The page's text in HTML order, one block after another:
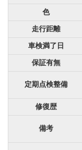
色
走行距離
車検満了日
保証有無
定期点検整備
修復歴
備考